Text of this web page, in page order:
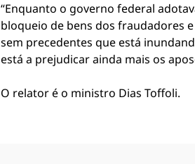
“Enquanto o governo federal
bloqueio de bens dos fraudadores
sem precedentes que está
está a prejudicar ainda mais os
O relator é o ministro Dias Toffoli.